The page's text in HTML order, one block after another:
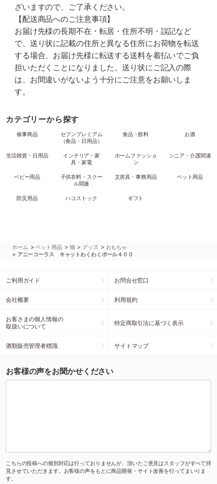
ざいますので、ご了承ください。
【配送商品へのご注意事項】
お届け先様の長期不在・転居・住所不明・誤記など
で、送り状に記載の住所と異なる住所にお荷物を転送
する場合、お届け先様に転送する送料を着払いでご負
担いただくことになりました。送り状にご記入の際
は、お間違いがないよう十分にご注意をお願いしま
す。
カテゴリーから探す
催事商品
セブンプレミアム
（食品・日用品）
食品・飲料 お酒
生活雑貨・日用品
インテリア・家
具・家電
ホームファッショ
ン
シニア・介護関連
ベビー用品
子供衣料・スクー
ル関連
文房具・事務用品 ペット用品
防災用品 ハコストック ギフト
ホーム >ペット用品 > 猫 > グッズ > おもちゃ
> アニーコーラス キャットわくわくポール４００
ご利用ガイド お問合せ窓口
会社概要 利用規約
お客さまの個人情報の
取扱いについて
特定商取引法に基づく表示
酒類販売管理者標識 サイトマップ
お客様の声をお聞かせください
こちらの投稿への個別対応は行っておりませんが、頂いたご意見はスタッフがすべて拝
見させていただきます。お客様の声をもとに商品開発・サイト改善を行ってまいりま
す。